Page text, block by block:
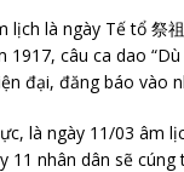
lịch là ngày Tế tổ 祭
1917, câu ca dao
đại, đăng báo vào
là ngày 11/03 âm
11 nhân dân sẽ